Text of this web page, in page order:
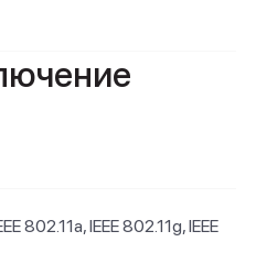
802.11a, IEEE 802.11g, IEEE